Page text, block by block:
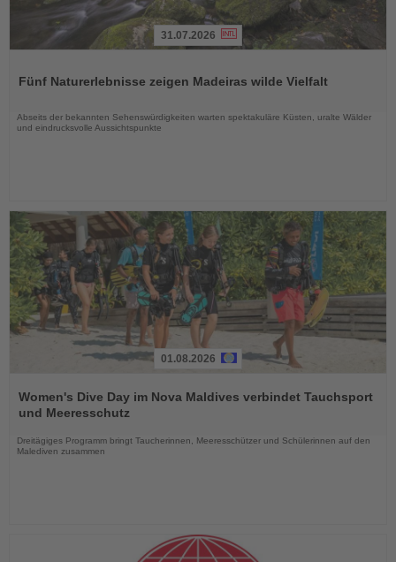
die
31.07.2026
Fünf Naturerlebnisse zeigen Madeiras wilde Vielfalt
Abseits der bekannten Sehenswürdigkeiten warten spektakuläre Küsten, uralte Wälder
und eindrucksvolle Aussichtspunkte
Sie
die
01.08.2026
Women's Dive Day im Nova Maldives verbindet Tauchsport
und Meeresschutz
Dreitägiges Programm bringt Taucherinnen, Meeresschützer und Schülerinnen auf den
Malediven zusammen